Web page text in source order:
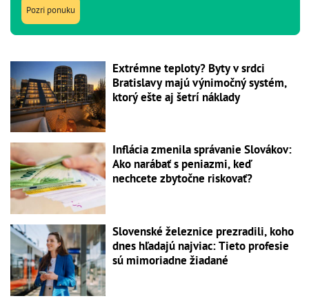
Pozri ponuku
Extrémne teploty? Byty v srdci
Bratislavy majú výnimočný systém,
ktorý ešte aj šetrí náklady
Inflácia zmenila správanie Slovákov:
Ako narábať s peniazmi, keď
nechcete zbytočne riskovať?
Slovenské železnice prezradili, koho
dnes hľadajú najviac: Tieto profesie
sú mimoriadne žiadané